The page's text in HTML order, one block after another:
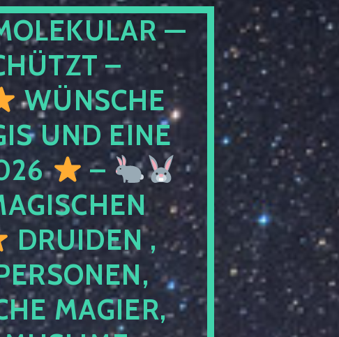
—
–
WÜNSCHE
UND EINE
–
DRUIDEN ,
MAGIER,